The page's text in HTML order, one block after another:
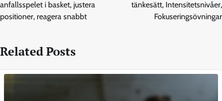
anfallsspelet i basket, justera
positioner, reagera snabbt
tänkesätt, Intensitetsnivåer,
Fokuseringsövningar
Related Posts